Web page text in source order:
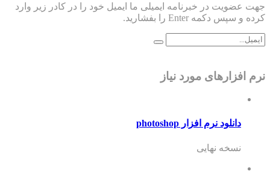
جهت عضویت در خبرنامه ایمیلی ما ایمیل خود را در کادر زیر وارد
کرده و سپس دکمه Enter را بفشارید.
نرم افزارهای مورد نیاز
دانلود نرم افزار photoshop
نسخه نهایی